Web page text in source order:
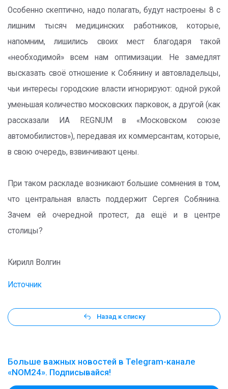
Особенно скептично, надо полагать, будут настроены 8 с
лишним тысяч медицинских работников, которые,
напомним, лишились своих мест благодаря такой
«необходимой» всем нам оптимизации. Не замедлят
высказать своё отношение к Собянину и автовладельцы,
чьи интересы городские власти игнорируют: одной рукой
уменьшая количество московских парковок, а другой (как
рассказали ИА REGNUM в «Московском союзе
автомобилистов»), передавая их коммерсантам, которые,
в свою очередь, взвинчивают цены.
При таком раскладе возникают большие сомнения в том,
что центральная власть поддержит Сергея Собянина.
Зачем ей очередной протест, да ещё и в центре
столицы?
Кирилл Волгин
Источник
Назад к списку
Больше важных новостей в Telegram-канале
«NOM24». Подписывайся!